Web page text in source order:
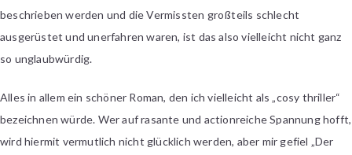
beschrieben werden und die Vermissten großteils schlecht
ausgerüstet und unerfahren waren, ist das also vielleicht nicht ganz
so unglaubwürdig.
Alles in allem ein schöner Roman, den ich vielleicht als „cosy thriller“
bezeichnen würde. Wer auf rasante und actionreiche Spannung hofft,
wird hiermit vermutlich nicht glücklich werden, aber mir gefiel „Der